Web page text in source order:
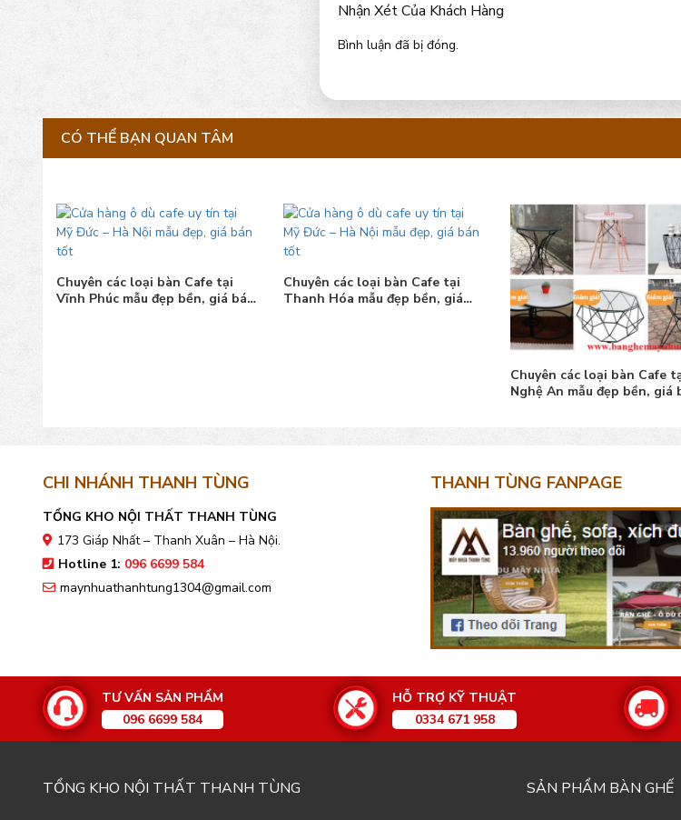
Nhận Xét Của Khách Hàng
Bình luận đã bị đóng.
CÓ THỂ BẠN QUAN TÂM
Chuyên các loại bàn Cafe tại
Vĩnh Phúc mẫu đẹp bền, giá bán
Chuyên các loại bàn Cafe tại
Thanh Hóa mẫu đẹp bền, giá
Chuyên các loại bàn Cafe
Nghệ An mẫu đẹp bền, giá
CHI NHÁNH THANH TÙNG
TỔNG KHO NỘI THẤT THANH TÙNG
173 Giáp Nhất – Thanh Xuân – Hà Nội.
Hotline 1: 096 6699 584
maynhuathanhtung1304@gmail.com
THANH TÙNG FANPAGE
TƯ VẤN SẢN PHẨM
096 6699 584
HỖ TRỢ KỸ THUẬT
0334 671 958
TỔNG KHO NỘI THẤT THANH TÙNG SẢN PHẨM BÀN GHẾ